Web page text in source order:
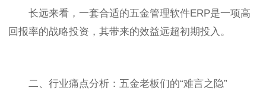
长远来看，一套合适的五金管理软件ERP是一项高
回报率的战略投资，其带来的效益远超初期投入。
二、行业痛点分析：五金老板们的“难言之隐”